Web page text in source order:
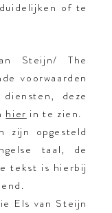
of te
Steijn/ The
voorwaarden
deze
hierin te zien.
zijn opgesteld
taal, de
tekst is hierbij
Els van Steijn